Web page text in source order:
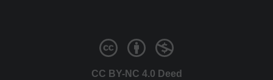
CC BY-NC 4.0 Deed